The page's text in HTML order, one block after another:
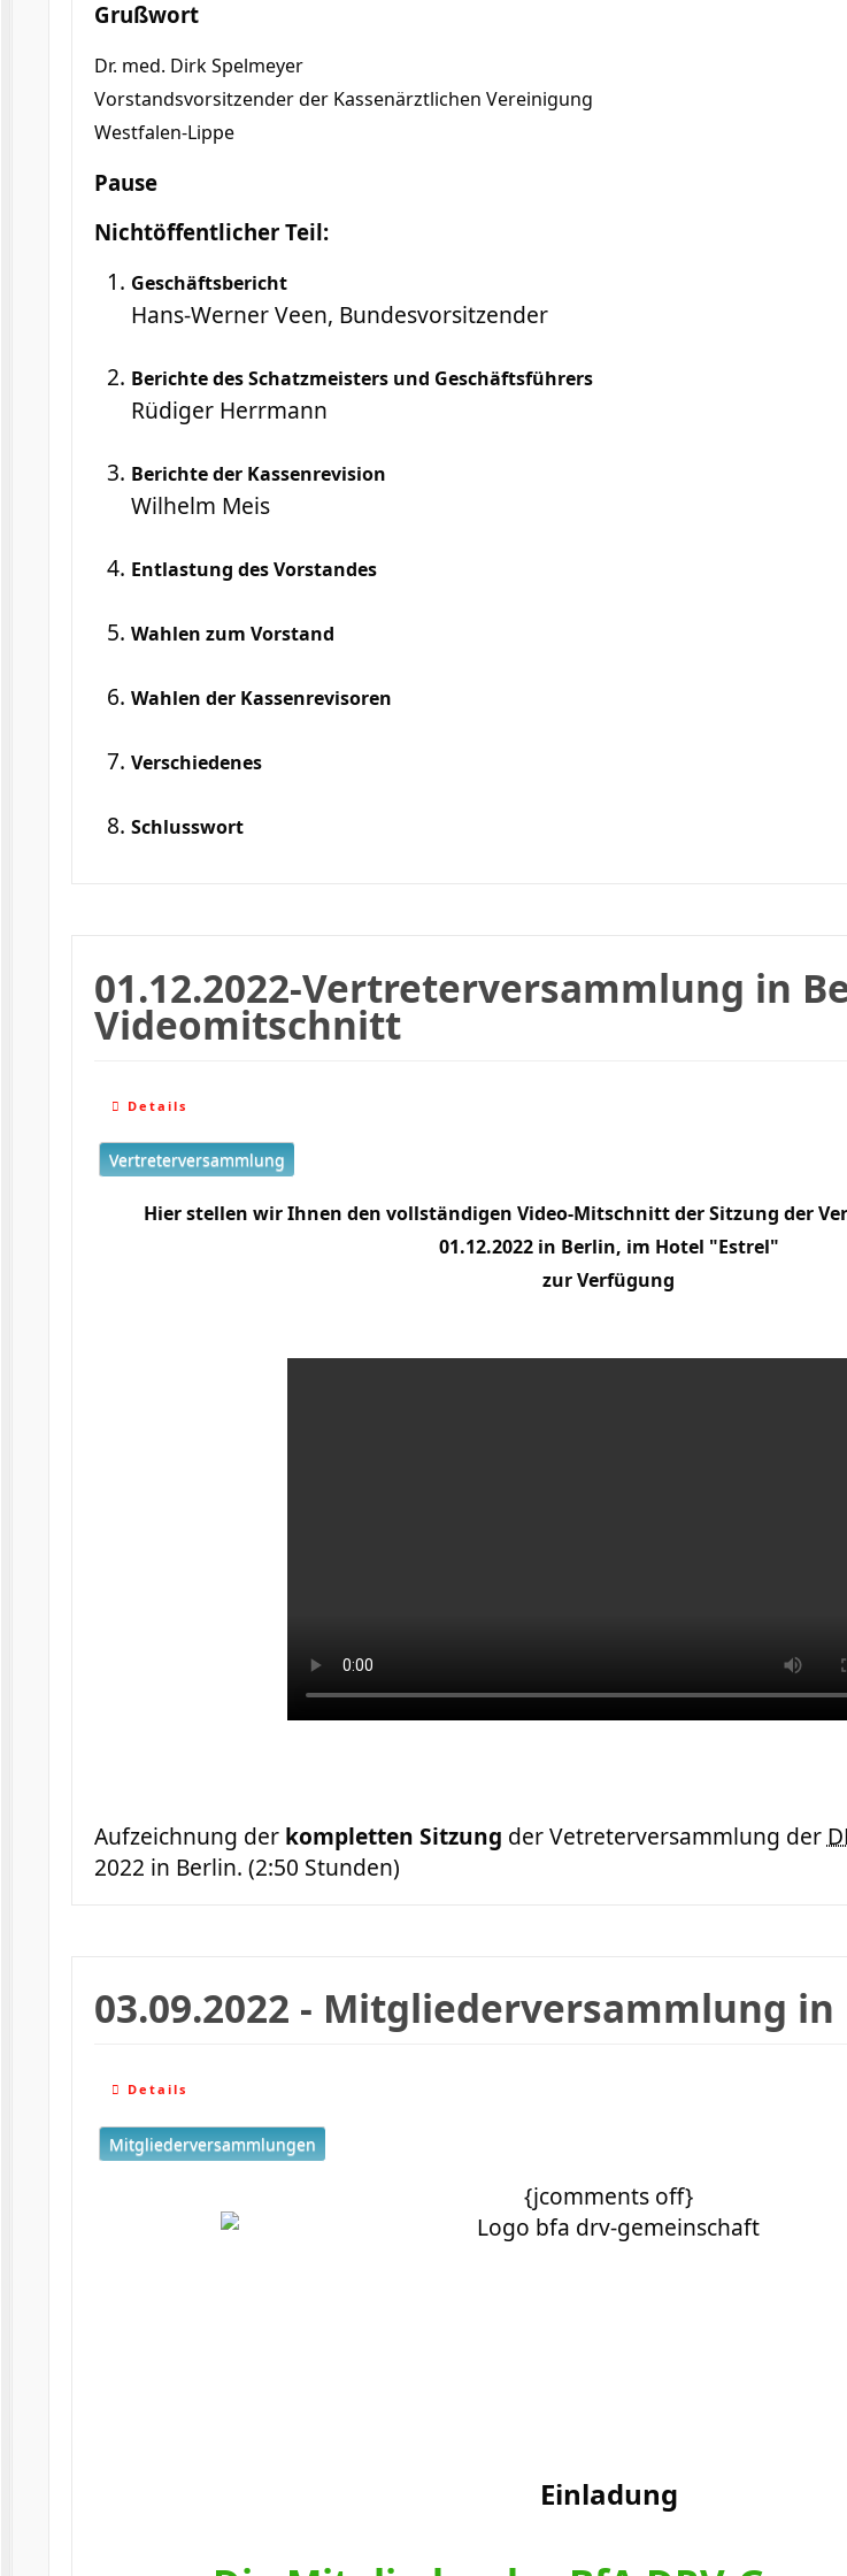
Grußwort
Dr. med. Dirk Spelmeyer
Vorstandsvorsitzender der Kassenärztlichen Vereinigung
Westfalen-Lippe
Pause
Nichtöffentlicher Teil:
Geschäftsbericht
Hans-Werner Veen, Bundesvorsitzender
Berichte des Schatzmeisters und Geschäftsführers
Rüdiger Herrmann
Berichte der Kassenrevision
Wilhelm Meis
Entlastung des Vorstandes
Wahlen zum Vorstand
Wahlen der Kassenrevisoren
Verschiedenes
Schlusswort
01.12.2022-Vertreterversammlung in
Videomitschnitt
Details
Vertreterversammlung
Hier stellen wir Ihnen den vollständigen Video-Mitschnitt der Sitzung der
01.12.2022 in Berlin, im Hotel "Estrel"
zur Verfügung
Aufzeichnung der kompletten Sitzung der Vetreterversammlung der
2022 in Berlin. (2:50 Stunden)
03.09.2022 - Mitgliederversammlung in
Details
Mitgliederversammlungen
{jcomments off}
Einladung